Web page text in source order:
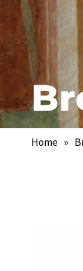
Home »